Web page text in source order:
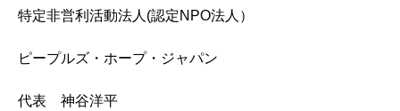
特定非営利活動法人(認定NPO法人）
ピープルズ・ホープ・ジャパン
代表 神谷洋平